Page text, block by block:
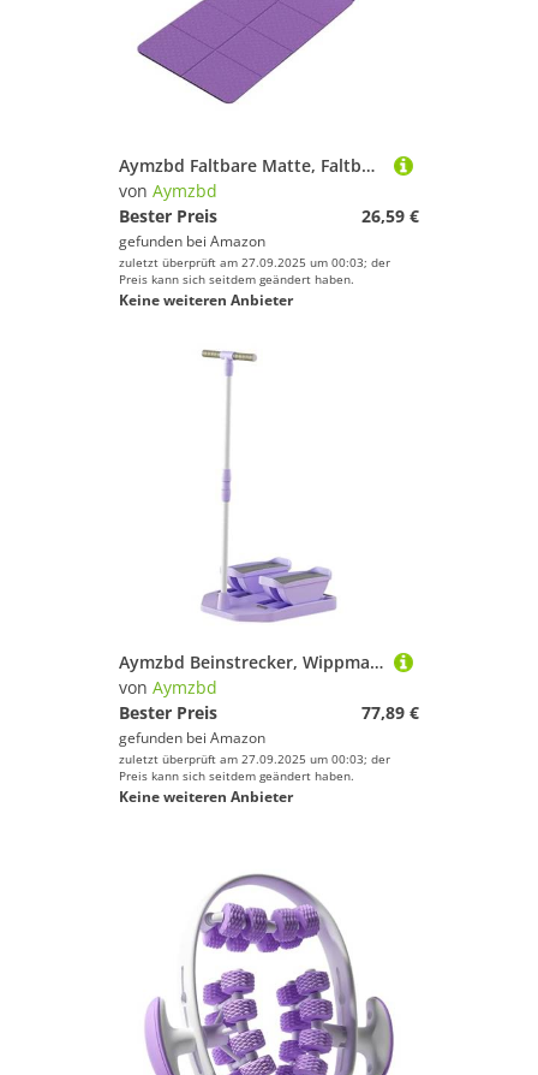
Aymzbd Faltbare Matte, Faltbare Trainingsmatte, Unterlage mit Aufbewahrungstasche Zum Wandern, Dehnen, Lila
von Aymzbd
Bester Preis
26,59 €
gefunden bei Amazon
zuletzt überprüft am 27.09.2025 um 00:03; der
Preis kann sich seitdem geändert haben.
Keine weiteren Anbieter
Aymzbd Beinstrecker, Wippmaschine, Zehenheber mit Schaumstoffgriff, rutschfest, Leise
von Aymzbd
Bester Preis
77,89 €
gefunden bei Amazon
zuletzt überprüft am 27.09.2025 um 00:03; der
Preis kann sich seitdem geändert haben.
Keine weiteren Anbieter